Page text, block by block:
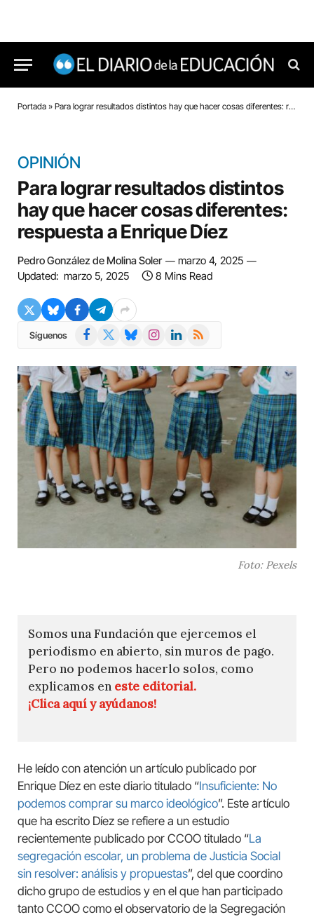
Portada » Para lograr resultados distintos hay que hacer cosas diferentes: respuesta a Enrique Díez
OPINIÓN
Para lograr resultados distintos
hay que hacer cosas diferentes:
respuesta a Enrique Díez
Pedro González de Molina Soler
marzo 4, 2025
Updated: marzo 5, 2025 8 Mins Read
Síguenos Facebook BlueskyInstagramLinkedIn
RSS
Foto: Pexels
Somos una Fundación que ejercemos el
periodismo en abierto, sin muros de pago.
Pero no podemos hacerlo solos, como
explicamos en este editorial.
¡Clica aquí y ayúdanos!
He leído con atención un artículo publicado por
Enrique Díez en este diario titulado “Insuficiente: No
podemos comprar su marco ideológico”. Este artículo
que ha escrito Díez se refiere a un estudio
recientemente publicado por CCOO titulado “La
segregación escolar, un problema de Justicia Social
sin resolver: análisis y propuestas”, del que coordino
dicho grupo de estudios y en el que han participado
tanto CCOO como el observatorio de la Segregación